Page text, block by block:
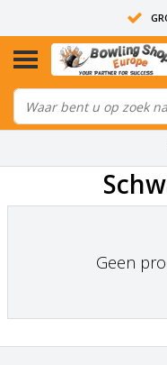
14
ALLE
Geen